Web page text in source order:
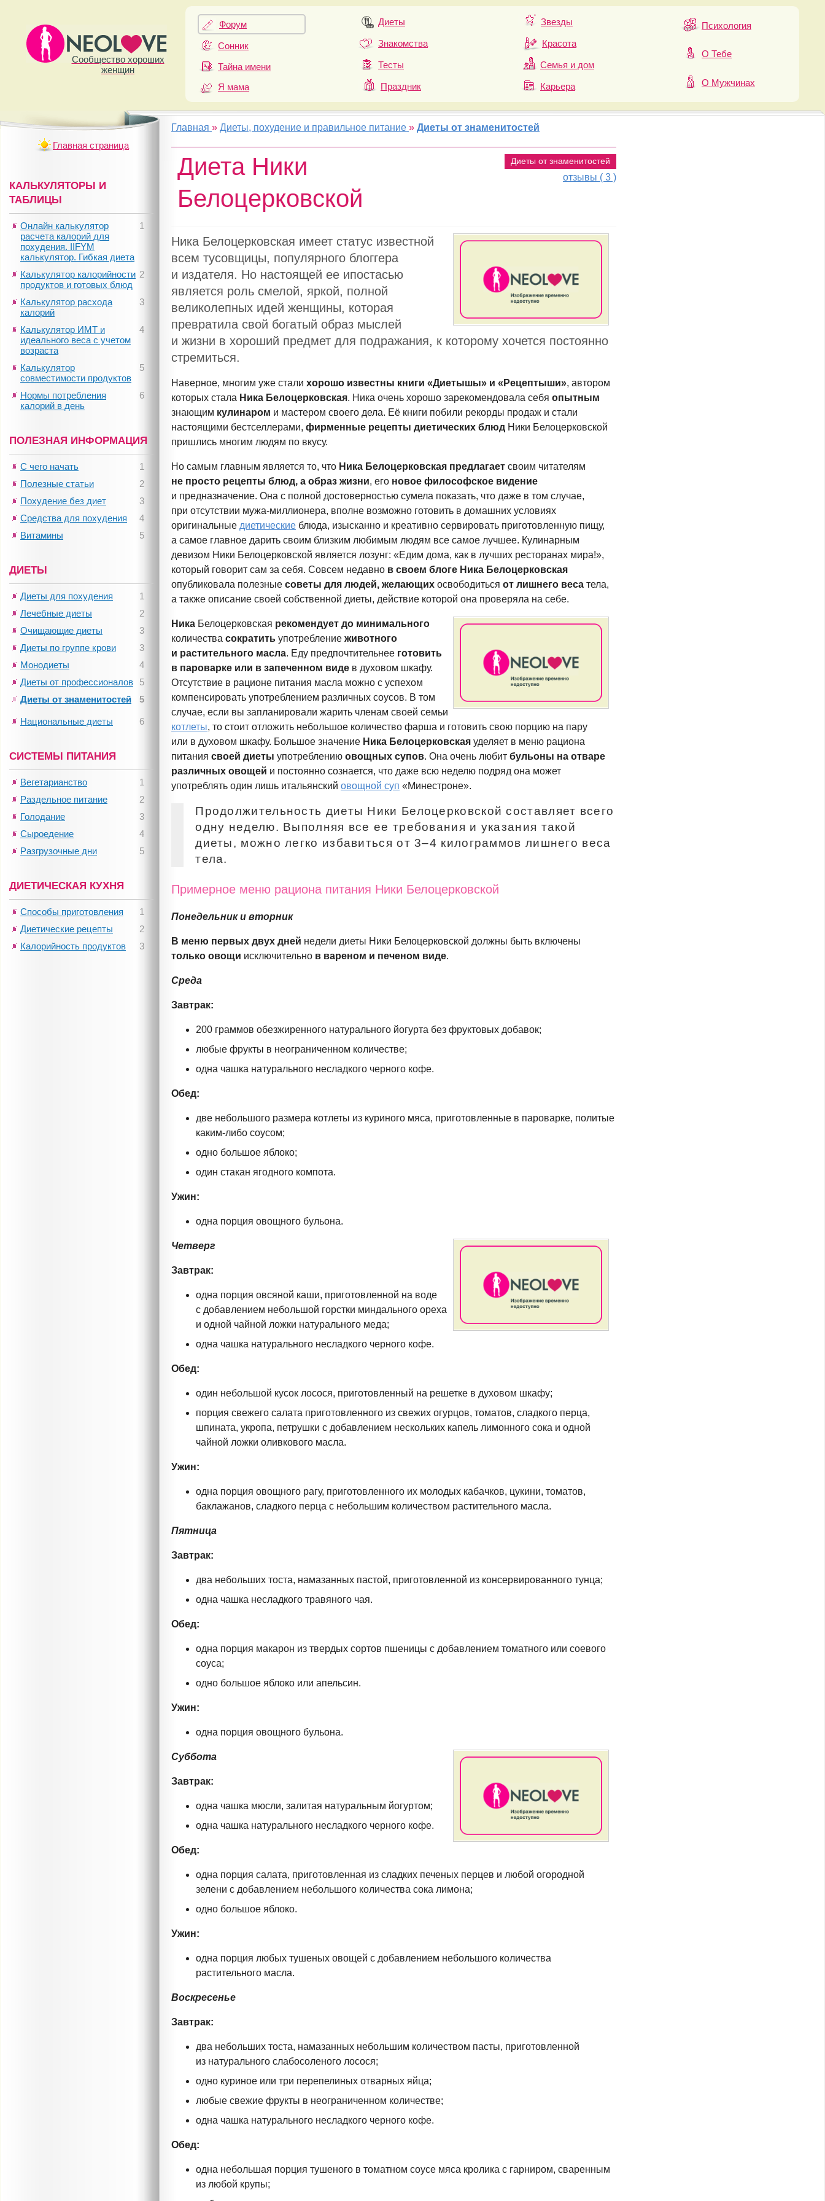
Сообщество хороших
женщин
Форум
Сонник
Тайна имени
Я мама
Диеты
Знакомства
Тесты
Праздник
Звезды
Красота
Семья и дом
Карьера
Психология
О Тебе
О Мужчинах
Главная »Диеты, похудение и правильное питание »Диеты от знаменитостей
Диеты от знаменитостей
отзывы ( 3 )
Диета Ники
Белоцерковской
Ника Белоцерковская имеет статус известной
всем тусовщицы, популярного блоггера
и издателя. Но настоящей ее ипостасью
является роль смелой, яркой, полной
великолепных идей женщины, которая
превратила свой богатый образ мыслей
и жизни в хороший предмет для подражания, к которому хочется постоянно
стремиться.
Наверное, многим уже сталихорошо известны книги «Диетышы» и «Рецептыши», автором
которых стала Ника Белоцерковская. Ника очень хорошо зарекомендовала себяопытным
знающим кулинаром и мастером своего дела. Её книги побили рекорды продаж и стали
настоящими бестселлерами,фирменные рецепты диетических блюд Ники Белоцерковской
пришлись многим людям по вкусу.
Но самым главным является то, что Ника Белоцерковская предлагаетсвоим читателям
не просто рецепты блюд, а образ жизни, его новое философское видение
и предназначение. Она с полной достоверностью сумела показать, что даже в том случае,
при отсутствии мужа-миллионера, вполне возможно готовить в домашних условиях
оригинальные диетические блюда, изысканно и креативно сервировать приготовленную пищу,
а самое главное дарить своим близким любимым людям все самое лучшее. Кулинарным
девизом Ники Белоцерковской является лозунг: «Едим дома, как в лучших ресторанах мира!»,
который говорит сам за себя. Совсем недавно в своем блоге Ника Белоцерковская
опубликовала полезныесоветы для людей, желающих освободитьсяот лишнего весатела,
а также описание своей собственной диеты, действие которой она проверяла на себе.
Ника Белоцерковская рекомендует до минимального
количествасократить употреблениеживотного
и растительного масла. Еду предпочтительнее готовить
в пароварке или в запеченном виде в духовом шкафу.
Отсутствие в рационе питания масла можно с успехом
компенсировать употреблением различных соусов. В том
случае, если вы запланировали жарить членам своей семьи
котлеты, то стоит отложить небольшое количество фарша и готовить свою порцию на пару
или в духовом шкафу. Большое значение Ника Белоцерковская уделяет в меню рациона
питаниясвоей диеты употреблениюовощных супов. Она очень любитбульоны на отваре
различных овощей и постоянно сознается, что даже всю неделю подряд она может
употреблять один лишь итальянскийовощной суп «Минестроне».
Продолжительность диеты Ники Белоцерковской составляет всего
одну неделю. Выполняя все ее требования и указания такой
диеты, можно легко избавиться от3–4 килограммов лишнего веса
тела.
Примерное меню рациона питания Ники Белоцерковской
Понедельник и вторник
В меню первых двух дней недели диеты Ники Белоцерковской должны быть включены
только овощи исключительно в вареном и печеном виде.
Среда
Завтрак:
200 граммов обезжиренного натурального йогурта без фруктовых добавок;
любые фрукты в неограниченном количестве;
одна чашка натурального несладкого черного кофе.
Обед:
две небольшого размера котлеты из куриного мяса, приготовленные в пароварке, политые
каким-либо соусом;
одно большое яблоко;
один стакан ягодного компота.
Ужин:
одна порция овощного бульона.
Четверг
Завтрак:
одна порция овсяной каши, приготовленной на воде
с добавлением небольшой горстки миндального ореха
и одной чайной ложки натурального меда;
одна чашка натурального несладкого черного кофе.
Обед:
один небольшой кусок лосося, приготовленный на решетке в духовом шкафу;
порция свежего салата приготовленного из свежих огурцов, томатов, сладкого перца,
шпината, укропа, петрушки с добавлением нескольких капель лимонного сока и одной
чайной ложки оливкового масла.
Ужин:
одна порция овощного рагу, приготовленного их молодых кабачков, цукини, томатов,
баклажанов, сладкого перца с небольшим количеством растительного масла.
Пятница
Завтрак:
два небольших тоста, намазанных пастой, приготовленной из консервированного тунца;
одна чашка несладкого травяного чая.
Обед:
одна порция макарон из твердых сортов пшеницы с добавлением томатного или соевого
соуса;
одно большое яблоко или апельсин.
Ужин:
одна порция овощного бульона.
Суббота
Завтрак:
одна чашка мюсли, залитая натуральным йогуртом;
одна чашка натурального несладкого черного кофе.
Обед:
одна порция салата, приготовленная из сладких печеных перцев и любой огородной
зелени с добавлением небольшого количества сока лимона;
одно большое яблоко.
Ужин:
одна порция любых тушеных овощей с добавлением небольшого количества
растительного масла.
Воскресенье
Завтрак:
два небольших тоста, намазанных небольшим количеством пасты, приготовленной
из натурального слабосоленого лосося;
одно куриное или три перепелиных отварных яйца;
любые свежие фрукты в неограниченном количестве;
одна чашка натурального несладкого черного кофе.
Обед:
одна небольшая порция тушеного в томатном соусе мяса кролика с гарниром, сваренным
из любой крупы;
Главная страница
КАЛЬКУЛЯТОРЫ И
ТАБЛИЦЫ
1
Онлайн калькулятор
расчета калорий для
похудения. IIFYM
калькулятор. Гибкая диета
2
Калькулятор калорийности
продуктов и готовых блюд
3
Калькулятор расхода
калорий
4
Калькулятор ИМТ и
идеального веса с учетом
возраста
5
Калькулятор
совместимости продуктов
6
Нормы потребления
калорий в день
ПОЛЕЗНАЯ ИНФОРМАЦИЯ
1
С чего начать
2
Полезные статьи
3
Похудение без диет
4
Средства для похудения
5
Витамины
ДИЕТЫ
1
Диеты для похудения
2
Лечебные диеты
3
Очищающие диеты
3
Диеты по группе крови
4
Монодиеты
5
Диеты от профессионалов
5
Диеты от знаменитостей
6
Национальные диеты
СИСТЕМЫ ПИТАНИЯ
1
Вегетарианство
2
Раздельное питание
3
Голодание
4
Сыроедение
5
Разгрузочные дни
ДИЕТИЧЕСКАЯ КУХНЯ
1
Способы приготовления
2
Диетические рецепты
3
Калорийность продуктов